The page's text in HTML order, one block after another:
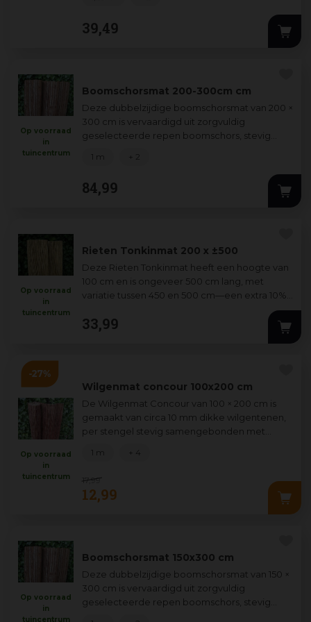
en da
39,49
Boomschorsmat 200-300cm cm
Deze dubbelzijdige boomschorsmat van 200 ×
300 cm is vervaardigd uit zorgvuldig
geselecteerde repen boomschors, stevig
Op voorraad
in
tuincentrum
84,99
1 m + 2
Rieten Tonkinmat 200 x ±500
Deze Rieten Tonkinmat heeft een hoogte van
100 cm en is ongeveer 500 cm lang, met
variatie tussen 450 en 500 cm—een extra 10%
bijbestellen wordt daarom aanbevolen voor...
Op voorraad
in
tuincentrum
33,99
Wilgenmat concour 100x200 cm
De Wilgenmat Concour van 100 × 200 cm is
gemaakt van circa 10 mm dikke wilgentenen,
per stengel stevig samengebonden met
Op voorraad
in
tuincentrum
17,99
12,99
1 m + 4
Boomschorsmat 150x300 cm
Deze dubbelzijdige boomschorsmat van 150 ×
300 cm is vervaardigd uit zorgvuldig
geselecteerde repen boomschors, stevig
Op voorraad
in
tuincentrum